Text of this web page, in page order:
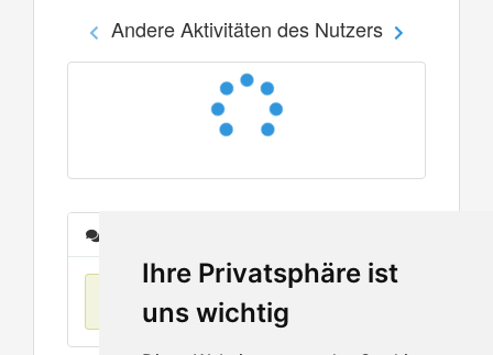
Ihre Privatsphäre ist
uns wichtig
Andere Aktivitäten des Nutzers
Keine Einträge